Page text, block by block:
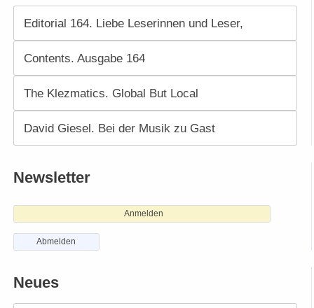
Editorial 164. Liebe Leserinnen und Leser,
Contents. Ausgabe 164
The Klezmatics. Global But Local
David Giesel. Bei der Musik zu Gast
Newsletter
Anmelden
Abmelden
Neues